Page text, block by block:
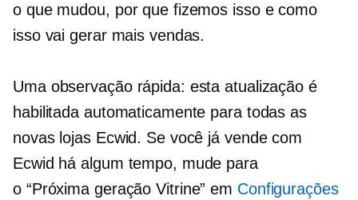
o que mudou, por que fizemos isso e como
isso vai gerar mais vendas.
Uma observação rápida: esta atualização é
habilitada automaticamente para todas as
novas lojas Ecwid. Se você já vende com
Ecwid há algum tempo, mude para
o “Próxima geração Vitrine” em Configurações